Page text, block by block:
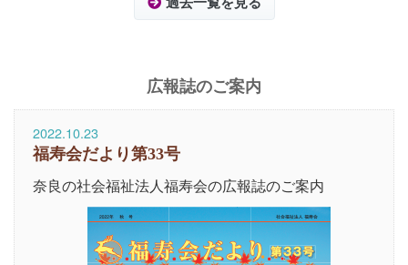
広報誌のご案内
2022.10.23
福寿会だより第33号
奈良の社会福祉法人福寿会の広報誌のご案内